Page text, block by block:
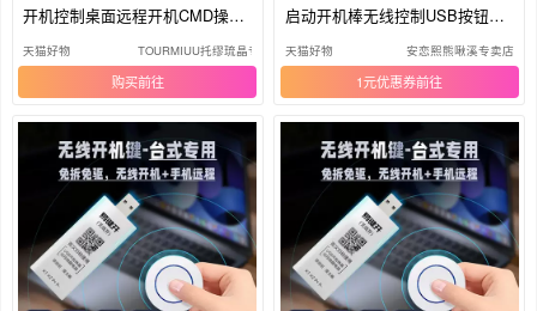
开机控制桌面远程开机CMD操作
远程监控远程WOL唤醒控制电脑
远控挂机玩游戏
天猫好物 TOURMIUU托缪琉晶专卖店
购买
启动开机棒无线控制USB按钮键
卡
天猫好物 安恋熙熊啾溪专卖店
1元优惠券